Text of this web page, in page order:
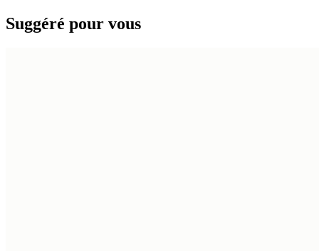
Suggéré pour vous